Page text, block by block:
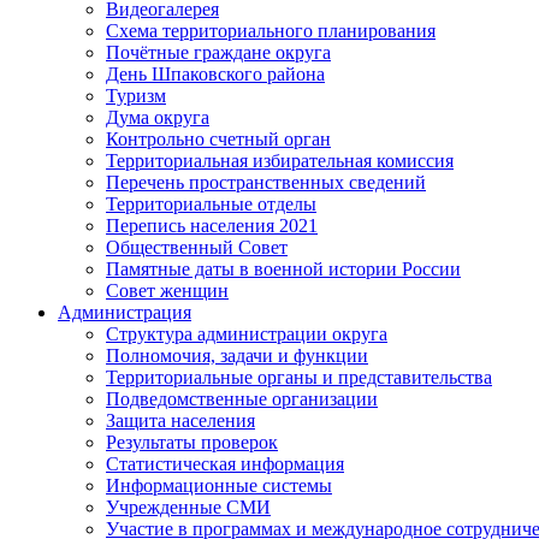
Видеогалерея
Схема территориального планирования
Почётные граждане округа
День Шпаковского района
Туризм
Дума округа
Контрольно счетный орган
Территориальная избирательная комиссия
Перечень пространственных сведений
Территориальные отделы
Перепись населения 2021
Общественный Совет
Памятные даты в военной истории России
Совет женщин
Администрация
Структура администрации округа
Полномочия, задачи и функции
Территориальные органы и представительства
Подведомственные организации
Защита населения
Результаты проверок
Статистическая информация
Информационные системы
Учрежденные СМИ
Участие в программах и международное